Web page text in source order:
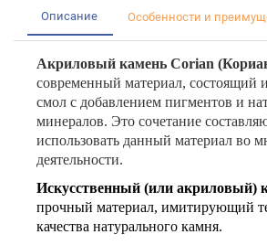
Описание Особенности и
Акриловый камень Corian
современный материал, состоящий
смол с добавлением пигментов и
минералов. Это сочетание
использовать данный материал во
деятельности.
Искусственный (или акриловый)
прочный материал, имитирующий
качества натурального камня.